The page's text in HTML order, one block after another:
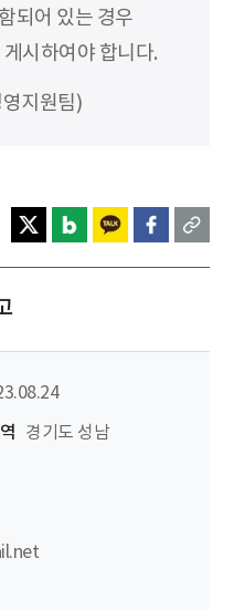
되어 있는 경우
시하여야 합니다.
지원팀)
경기도 성남